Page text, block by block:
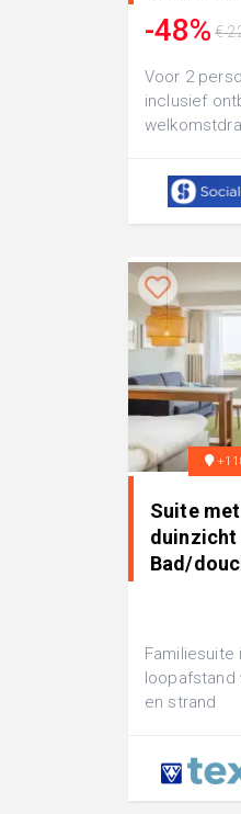
-48% €
Voor 2
inclusief
om de R...
Suite
duinzicht
Bad/
Familiesuite
loopafstand
en strand